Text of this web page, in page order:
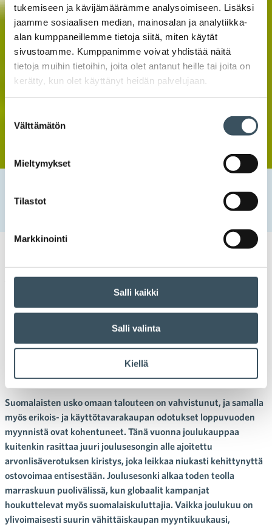
tukemiseen ja kävijämäärämme analysoimiseen. Lisäksi
jaamme sosiaalisen median, mainosalan ja analytiikka-
alan kumppaneillemme tietoja siitä, miten käytät
sivustoamme. Kumppanimme voivat yhdistää näitä
tietoja muihin tietoihin, joita olet antanut heille tai joita on
kerätty, kun olet käyttänyt heidän palvelujaan.
valinta
Välttämätön
Mieltymykset
Tilastot
Markkinointi
Salli kaikki
Salli valinta
Kiellä
Erikois- ja käyttötavarakaupan odotukset joulusesonkiin
13.11.2024 09:00 Tiedotteet erikois- ja käyttötavarakauppa,joulu,
joulukauppa,joulumyynti,joulusesonki,tutkimukset,vähittäiskauppa
Erikois- ja käyttötavarakaupan
odotukset joulusesonkiin ovat
hivenen viime vuotta
paremmat
Suomalaisten usko omaan talouteen on vahvistunut, ja samalla
myös erikois- ja käyttötavarakaupan odotukset loppuvuoden
myynnistä ovat kohentuneet. Tänä vuonna joulukauppaa
kuitenkin rasittaa juuri joulusesongin alle ajoitettu
arvonlisäverotuksen kiristys, joka leikkaa niukasti kehittynyttä
ostovoimaa entisestään. Joulusesonki alkaa toden teolla
marraskuun puolivälissä, kun globaalit kampanjat
houkuttelevat myös suomalaiskuluttajia. Vaikka joulukuu on
ylivoimaisesti suurin vähittäiskaupan myyntikuukausi,